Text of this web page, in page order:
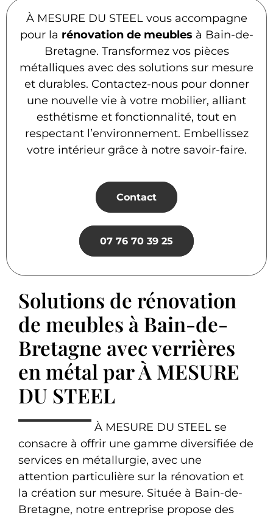
À MESURE DU STEEL vous accompagne
pour la rénovation de meubles à Bain-de-
Bretagne. Transformez vos pièces
métalliques avec des solutions sur mesure
et durables. Contactez-nous pour donner
une nouvelle vie à votre mobilier, alliant
esthétisme et fonctionnalité, tout en
respectant l’environnement. Embellissez
votre intérieur grâce à notre savoir-faire.
Contact
07 76 70 39 25
Solutions de rénovation
de meubles à Bain-de-
Bretagne avec verrières
en métal par À MESURE
DU STEEL
À MESURE DU STEEL se
consacre à offrir une gamme diversifiée de
services en métallurgie, avec une
attention particulière sur la rénovation et
la création sur mesure. Située à Bain-de-
Bretagne, notre entreprise propose des